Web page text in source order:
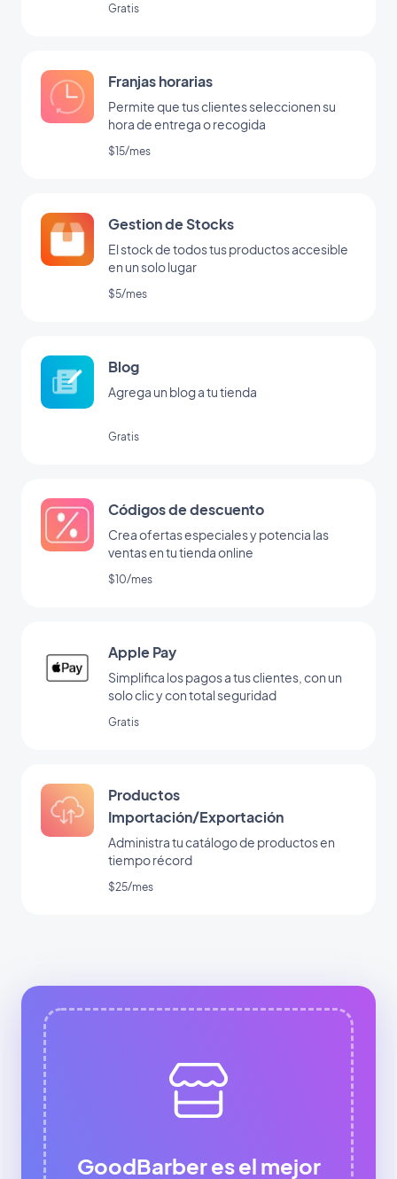
Gratis
Franjas horarias
Permite que tus clientes seleccionen su
hora de entrega o recogida
$15/mes
Gestion de Stocks
El stock de todos tus productos accesible
en un solo lugar
$5/mes
Blog
Agrega un blog a tu tienda
Gratis
Códigos de descuento
Crea ofertas especiales y potencia las
ventas en tu tienda online
$10/mes
Apple Pay
Simplifica los pagos a tus clientes, con un
solo clic y con total seguridad
Gratis
Productos
Importación/Exportación
Administra tu catálogo de productos en
tiempo récord
$25/mes
GoodBarber es el mejor